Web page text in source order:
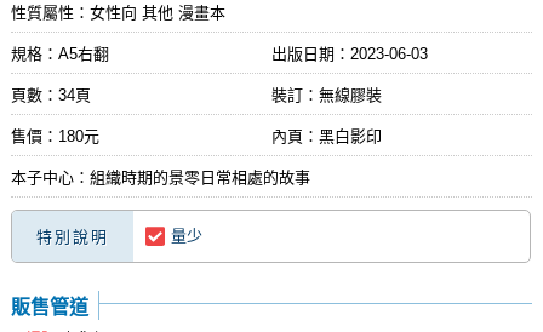
性質屬性：女性向 其他 漫畫本
規格：A5右翻 出版日期： 2023-06-03
頁數：34頁 裝訂：無線膠裝
售價：180元 內頁：黑白影印
本子中心：組織時期的景零日常相處的故事
特別說明 量少
販售管道